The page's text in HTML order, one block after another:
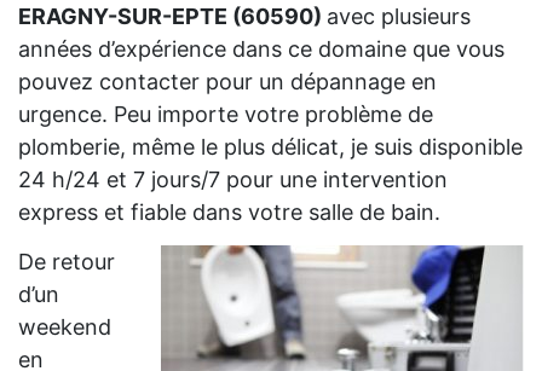
ERAGNY-SUR-EPTE (60590) avec plusieurs
années d’expérience dans ce domaine que vous
pouvez contacter pour un dépannage en
urgence. Peu importe votre problème de
plomberie, même le plus délicat, je suis disponible
24 h/24 et 7 jours/7 pour une intervention
express et fiable dans votre salle de bain.
De retour
d’un
weekend
en